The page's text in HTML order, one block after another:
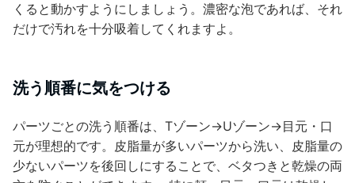
くると動かすようにしましょう。濃密な泡であれば、それ
だけで汚れを十分吸着してくれますよ。
洗う順番に気をつける
パーツごとの洗う順番は、Tゾーン→Uゾーン→目元・口
元が理想的です。皮脂量が多いパーツから洗い、皮脂量の
少ないパーツを後回しにすることで、ベタつきと乾燥の両